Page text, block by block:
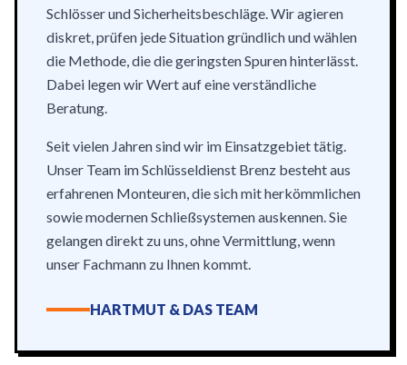
Schlösser und Sicherheitsbeschläge. Wir agieren
diskret, prüfen jede Situation gründlich und wählen
die Methode, die die geringsten Spuren hinterlässt.
Dabei legen wir Wert auf eine verständliche
Beratung.
Seit vielen Jahren sind wir im Einsatzgebiet tätig.
Unser Team im Schlüsseldienst Brenz besteht aus
erfahrenen Monteuren, die sich mit herkömmlichen
sowie modernen Schließsystemen auskennen. Sie
gelangen direkt zu uns, ohne Vermittlung, wenn
unser Fachmann zu Ihnen kommt.
HARTMUT & DAS TEAM